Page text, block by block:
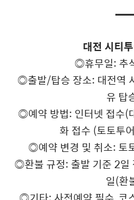
대전 시티
◎휴무일: 추
◎출발/탑승 장소: 대전역
유 탑
◎예약 방법: 인터넷 접수(
화 접수 (토토투
◎예약 변경 및 취소: 토
◎환불 규정: 출발 기준 2
일(환